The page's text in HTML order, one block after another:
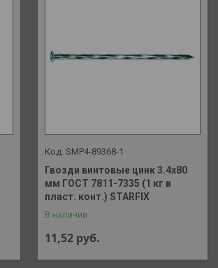
SMP4-89368-1
Гвозди винтовые цинк 3.4х80
мм ГОСТ 7811-7335 (1 кг в
пласт. конт.) STARFIX
В наличии
11,52 руб.